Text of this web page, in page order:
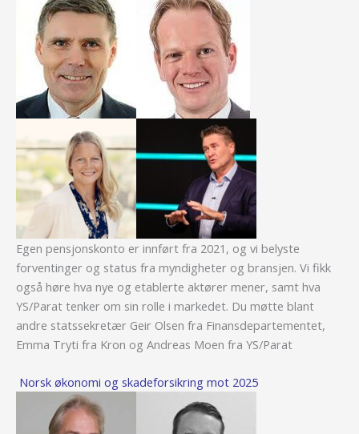
Egen pensjonskonto er innført fra 2021, og vi belyste
forventinger og status fra myndigheter og bransjen. Vi fikk
også høre hva nye og etablerte aktører mener, samt hva
YS/Parat tenker om sin rolle i markedet. Du møtte blant
andre statssekretær Geir Olsen fra Finansdepartementet,
Emma Tryti fra Kron og Andreas Moen fra YS/Parat
Norsk økonomi og skadeforsikring mot 2025